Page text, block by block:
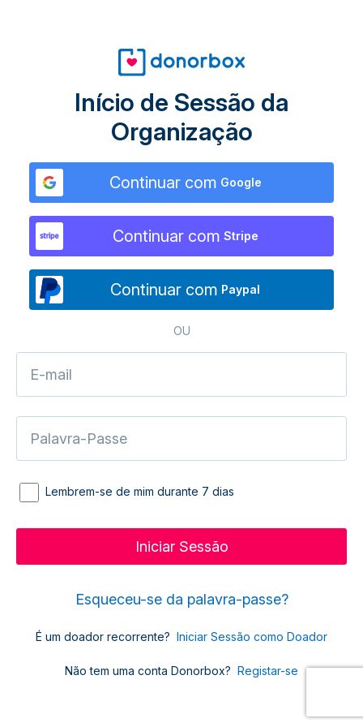
Início de Sessão da
Organização
Continuar com Google
Continuar com Stripe
Continuar com Paypal
OU
Lembrem-se de mim durante 7 dias
Esqueceu-se da palavra-passe?
É um doador recorrente? Iniciar Sessão como Doador
Não tem uma conta Donorbox? Registar-se